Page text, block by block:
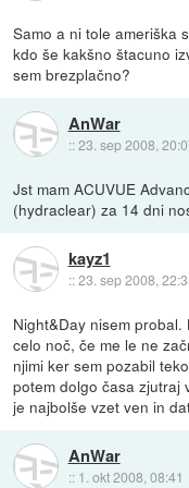
Samo a ni tole ameriška
kdo še kakšno štacuno
sem brezplačno?
AnWar
::23. sep 2008,
Jst mam ACUVUE
(hydraclear) za 14 dni
kayz1
::23. sep 2008,
Night&Day nisem
celo noč, če me le ne
njimi ker sem pozabil
potem dolgo časa zjutraj
je najbolše vzet ven in
AnWar
:: 1. okt 2008, 08:41